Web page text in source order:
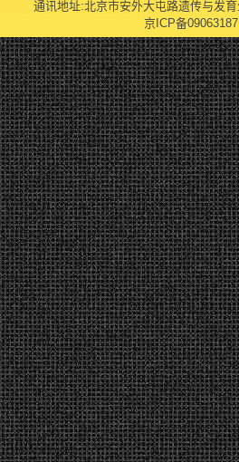
通讯地址:北京市安外大屯路遗传与发
京ICP备